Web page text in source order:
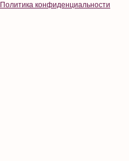
Политика конфиденциальности